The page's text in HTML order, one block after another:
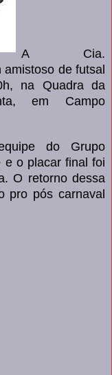
A Cia.
de futsal
na Quadra da
em Campo
do Grupo
e o placar final foi
O retorno dessa
pro pós carnaval